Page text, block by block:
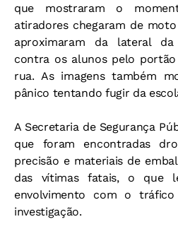
que mostraram o
atiradores chegaram de
aproximaram da lateral
contra os alunos pelo
rua. As imagens também
pânico tentando fugir da
A Secretaria de Segurança
que foram encontradas
precisão e materiais de
das vítimas fatais, o que
envolvimento com o
investigação.